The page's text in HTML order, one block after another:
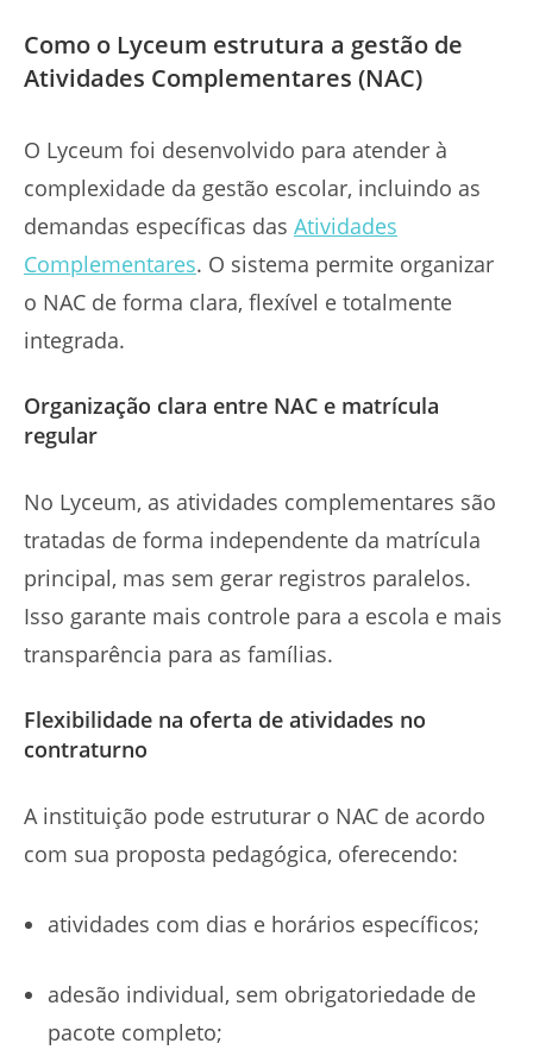
Como o Lyceum estrutura a gestão de
Atividades Complementares (NAC)
O Lyceum foi desenvolvido para atender à
complexidade da gestão escolar, incluindo as
demandas específicas das Atividades
Complementares. O sistema permite organizar
o NAC de forma clara, flexível e totalmente
integrada.
Organização clara entre NAC e matrícula
regular
No Lyceum, as atividades complementares são
tratadas de forma independente da matrícula
principal, mas sem gerar registros paralelos.
Isso garante mais controle para a escola e mais
transparência para as famílias.
Flexibilidade na oferta de atividades no
contraturno
A instituição pode estruturar o NAC de acordo
com sua proposta pedagógica, oferecendo:
atividades com dias e horários específicos;
adesão individual, sem obrigatoriedade de
pacote completo;